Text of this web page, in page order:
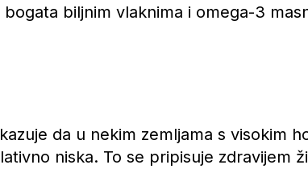
biljnim vlaknima i omega-3
da u nekim zemljama s visokim
niska. To se pripisuje zdravijem